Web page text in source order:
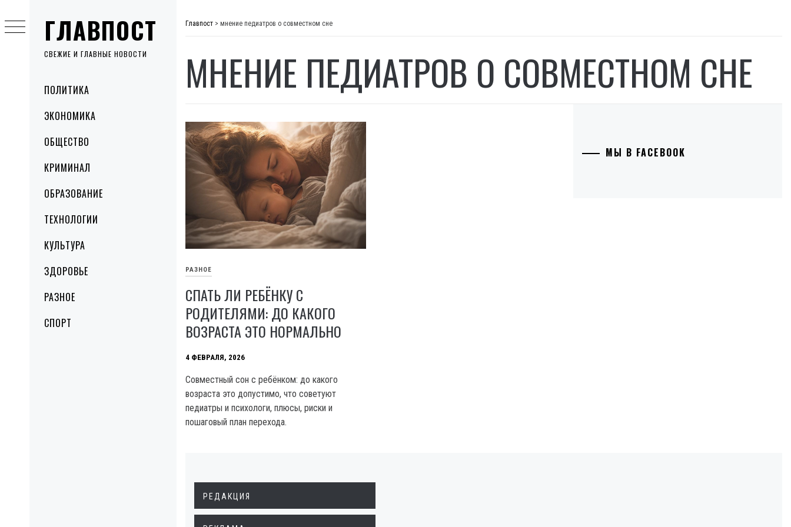
ГЛАВПОСТ
СВЕЖИЕ И ГЛАВНЫЕ НОВОСТИ
MenuПОЛИТИКА
ЭКОНОМИКА
ОБЩЕСТВО
КРИМИНАЛ
ОБРАЗОВАНИЕ
ТЕХНОЛОГИИ
КУЛЬТУРА
ЗДОРОВЬЕ
РАЗНОЕ
СПОРТ
to
content
Главпост > мнение педиатров о совместном сне
МНЕНИЕ ПЕДИАТРОВ О СОВМЕСТНОМ СНЕ
РАЗНОЕ
СПАТЬ ЛИ РЕБЁНКУ С
РОДИТЕЛЯМИ: ДО КАКОГО
ВОЗРАСТА ЭТО НОРМАЛЬНО
4 ФЕВРАЛЯ, 2026
Совместный сон с ребёнком: до какого
возраста это допустимо, что советуют
педиатры и психологи, плюсы, риски и
пошаговый план перехода.
МЫ В FACEBOOK
РЕДАКЦИЯ